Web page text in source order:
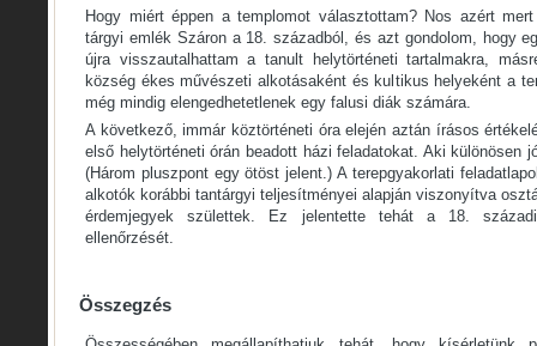
Hogy miért éppen a templomot választottam? Nos azért
tárgyi emlék Száron a 18. századból, és azt gondolom, hogy
újra visszautalhattam a tanult helytörténeti tartalmakra,
község ékes művészeti alkotásaként és kultikus helyeként a
még mindig elengedhetetlenek egy falusi diák számára.
A következő, immár köztörténeti óra elején aztán írásos
első helytörténeti órán beadott házi feladatokat. Aki különösen
(Három pluszpont egy ötöst jelent.) A terepgyakorlati
alkotók korábbi tantárgyi teljesítményei alapján viszonyítva
érdemjegyek születtek. Ez jelentette tehát a 18.
ellenőrzését.
Összegzés